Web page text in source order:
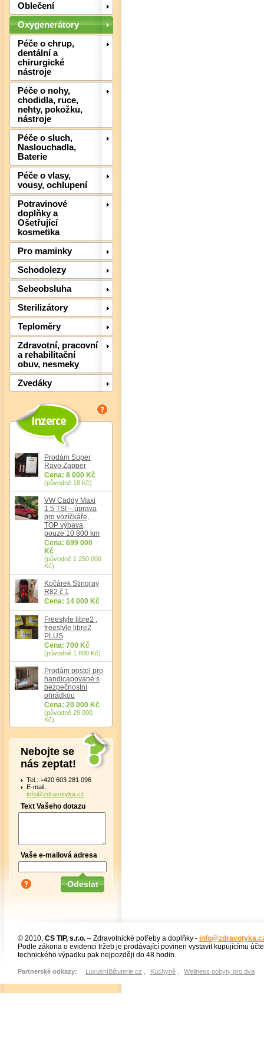
Oblečení
Oxygenerátory
Péče o chrup,
dentální a
chirurgické
nástroje
Péče o nohy,
chodidla, ruce,
nehty, pokožku,
nástroje
Péče o sluch,
Naslouchadla,
Baterie
Péče o vlasy,
vousy, ochlupení
Potravinové
doplňky a
Ošetřující
kosmetika
Pro maminky
Schodolezy
Sebeobsluha
Sterilizátory
Teploměry
Zdravotní, pracovní
a rehabilitační
obuv, nesmeky
Zvedáky
Prodám Super
Ravo Zapper
Cena: 8 000 Kč
(původně 18 Kč)
VW Caddy Maxi
1.5 TSI – úprava
pro vozíčkáře,
TOP výbava,
pouze 10 800 km
Cena: 699 000
Kč
(původně 1 250 000
Kč)
Kočárek Stingray
R82 č.1
Cena: 14 000 Kč
Freestyle libre2 ,
freestyle libre2
PLUS
Cena: 700 Kč
(původně 1 800 Kč)
Prodám postel pro
handicapované s
bezpečnostní
ohrádkou
Cena: 20 000 Kč
(původně 29 000
Kč)
Nebojte se
nás zeptat!
Tel.: +420 603 281 096
E-mail:
info@zdravotyka.cz
Text Vašeho dotazu
Vaše e-mailová adresa
© 2010, CS TIP, s.r.o. – Zdravotnické potřeby a doplňky -
Podle zákona o evidenci tržeb je prodávající povinen vystavit kupujícímu
technického výpadku pak nejpozději do 48 hodin.
Partnerské odkazy: LuxusníBižuterie.cz Kuchyně Wellness pobyty pro dva